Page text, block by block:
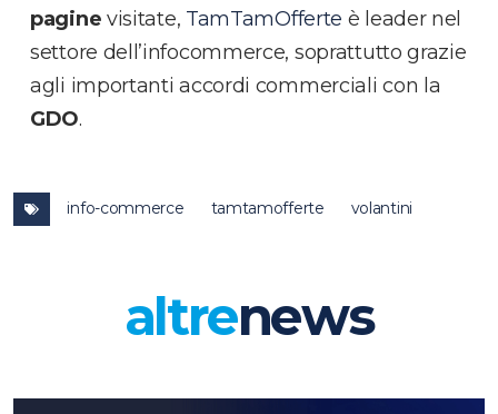
pagine visitate, TamTamOfferte è leader nel
settore dell’infocommerce, soprattutto grazie
agli importanti accordi commerciali con la
GDO.
info-commerce tamtamofferte volantini
altrenews